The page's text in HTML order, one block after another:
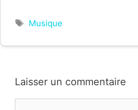
Étiquettes
Musique
Laisser un commentaire